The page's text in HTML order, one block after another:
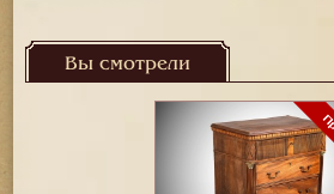
Вы смотрели